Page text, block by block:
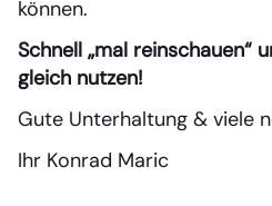
können.
Schnell „mal reinschauen“
gleich nutzen!
Gute Unterhaltung & viele
Ihr Konrad Maric